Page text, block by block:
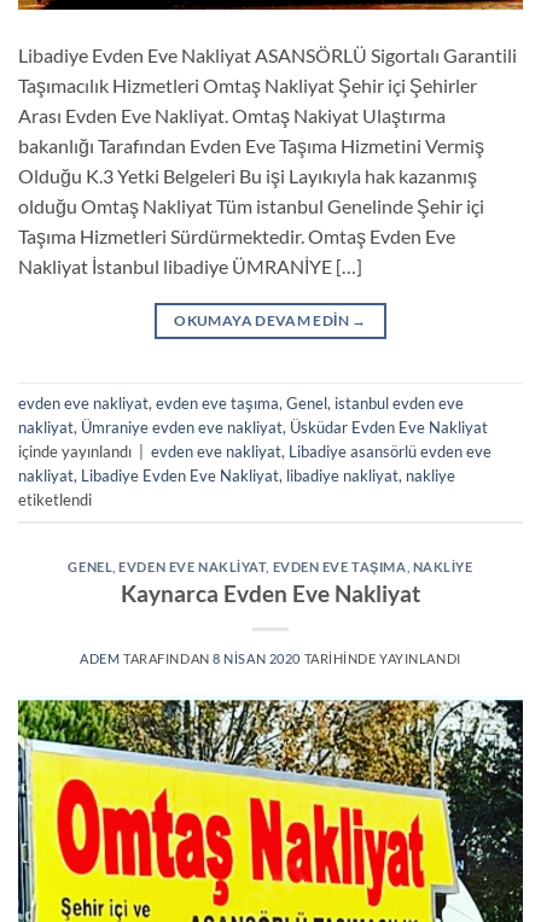
Libadiye Evden Eve Nakliyat ASANSÖRLÜ Sigortalı Garantili
Taşımacılık Hizmetleri Omtaş Nakliyat Şehir içi Şehirler
Arası Evden Eve Nakliyat. Omtaş Nakiyat Ulaştırma
bakanlığı Tarafından Evden Eve Taşıma Hizmetini Vermiş
Olduğu K.3 Yetki Belgeleri Bu işi Layıkıyla hak kazanmış
olduğu Omtaş Nakliyat Tüm istanbul Genelinde Şehir içi
Taşıma Hizmetleri Sürdürmektedir. Omtaş Evden Eve
Nakliyat İstanbul libadiye ÜMRANİYE […]
OKUMAYA DEVAM EDIN →
evden eve nakliyat, evden eve taşıma, Genel, istanbul evden eve
nakliyat, Ümraniye evden eve nakliyat, Üsküdar Evden Eve Nakliyat
içinde yayınlandı
evden eve nakliyat, Libadiye asansörlü evden eve
nakliyat, Libadiye Evden Eve Nakliyat, libadiye nakliyat, nakliye
etiketlendi
GENEL ,EVDEN EVE NAKLIYAT, EVDEN EVE TAŞIMA NAKLIYE
Kaynarca Evden Eve Nakliyat
ADEM TARAFINDAN 8 NISAN 2020 TARIHINDE YAYINLANDI